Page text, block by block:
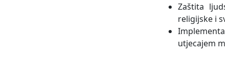
Zaštita
religijske i
utjecajem